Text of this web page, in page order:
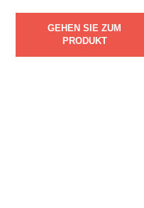
GEHEN SIE ZUM
PRODUKT